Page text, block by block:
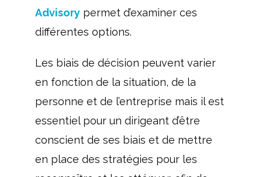
Advisorypermet d’examiner ces
différentes options.
Les biais de décision peuvent varier
en fonction de la situation, de la
personne et de l’entreprise mais il est
essentiel pour un dirigeant d’être
conscient de ses biais et de mettre
en place des stratégies pour les